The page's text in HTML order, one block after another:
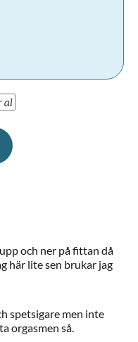
och ner på fittan då
här lite sen brukar jag
spetsigare men inte
orgasmen så.